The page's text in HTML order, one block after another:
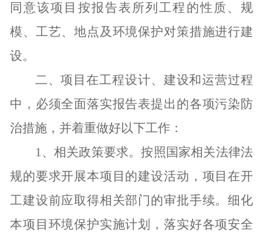
同意该项目按报告表所列工程的性质、规
模、工艺、地点及环境保护对策措施进行建
设。
二、项目在工程设计、建设和运营过程
中，必须全面落实报告表提出的各项污染防
治措施，并着重做好以下工作：
1、相关政策要求。按照国家相关法律法
规的要求开展本项目的建设活动，项目在开
工建设前应取得相关部门的审批手续。细化
本项目环境保护实施计划，落实好各项安全